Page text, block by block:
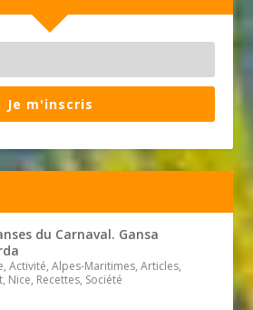
Je m'inscris
du Carnaval. Gansa
Activité, Alpes-Maritimes, Articles,
Nice, Recettes, Société